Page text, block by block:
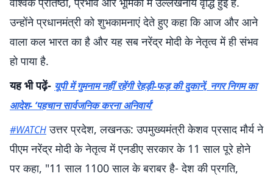
उन्होंने प्रधानमंत्री को शुभकामनाएं देते हुए कहा कि आज और आने
वाला कल भारत का है और यह सब नरेंद्र मोदी के नेतृत्व में ही संभव
हो पाया है.
यह भी पढ़ें- यूपी में गुमनाम नहीं रहेंगी रेहड़ी-फड़ की दुकानें, नगर निगम का
आदेश- ‘पहचान सार्वजनिक करना अनिवार्य’
#WATCHउत्तर प्रदेश, लखनऊ: उपमुख्यमंत्री केशव प्रसाद मौर्य ने
पीएम नरेंद्र मोदी के नेतृत्व में एनडीए सरकार के 11 साल पूरे होने
पर कहा, "11 साल 1100 साल के बराबर है- देश की प्रगति,